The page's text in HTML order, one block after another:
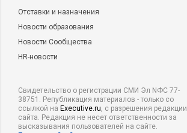
Отставки и назначения
Новости образования
Новости Сообщества
HR-новости
Свидетельство о регистрации СМИ Эл NФС 77-
38751. Републикация материалов - только со
ссылкой на Executive.ru, с разрешения редакции
сайта. Редакция не несет ответственности за
высказывания пользователей на сайте.